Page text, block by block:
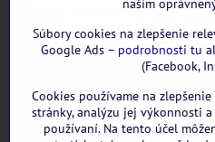
GOOGLE
naším
Súbory cookies na zlepšenie
Google Ads – podrobnosti tu
(Facebook,
Cookies používame na
stránky, analýzu jej výkonnosti
používaní. Na tento účel